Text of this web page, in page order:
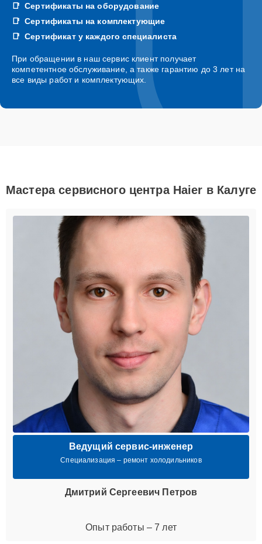
Сертификаты на оборудование
Сертификаты на комплектующие
Сертификат у каждого специалиста
При обращении в наш сервис клиент получает
компетентное обслуживание, а также гарантию до 3 лет на
все виды работ и комплектующих.
Мастера сервисного центра Haier в Калуге
Ведущий сервис-инженер
Специализация – ремонт холодильников
Дмитрий Сергеевич Петров
Опыт работы – 7 лет